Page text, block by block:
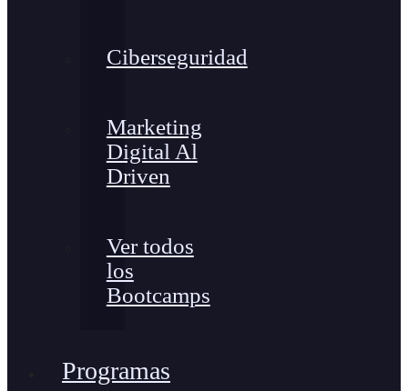
Ciberseguridad
Marketing
Digital Al
Driven
Ver todos
los
Bootcamps
Programas